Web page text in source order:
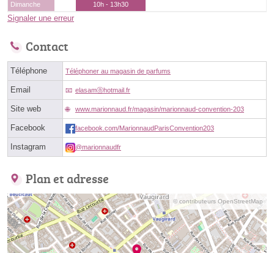
Dimanche
10h - 13h30
Signaler une erreur
Contact
Téléphone Téléphoner au magasin de parfums
Email elasamⓐhotmail.fr
Site web www.marionnaud.fr/magasin/marionnaud-convention-203
Facebook facebook.com/MarionnaudParisConvention203
Instagram @marionnaudfr
Plan et adresse
© contributeurs OpenStreetMap